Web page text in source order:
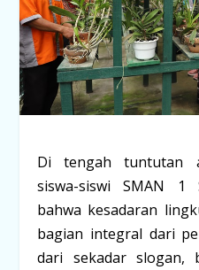
Di tengah tuntutan
siswa-siswi SMAN 1
bahwa kesadaran
bagian integral dari
dari sekadar slogan,